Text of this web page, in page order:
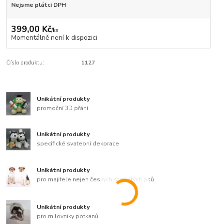
Nejsme plátci DPH
399,00 Kč/ks
Momentálně není k dispozici
Číslo produktu: 1127
Unikátní produkty
promoční 3D přání
Unikátní produkty
specifické svatební dekorace
Unikátní produkty
pro majitele nejen českých strakatých psů
Unikátní produkty
pro milovníky potkanů